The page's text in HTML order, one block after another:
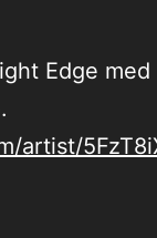
Edge
artist/